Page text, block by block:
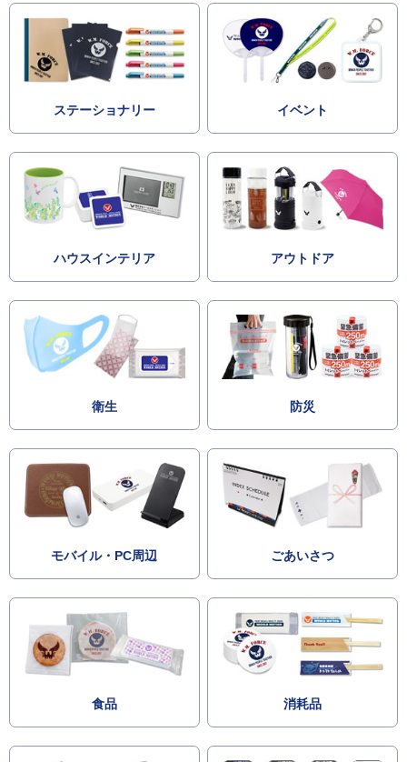
ステーショナリー イベント
ハウスインテリア アウトドア
衛生 防災
モバイル・PC周辺 ごあいさつ
食品 消耗品